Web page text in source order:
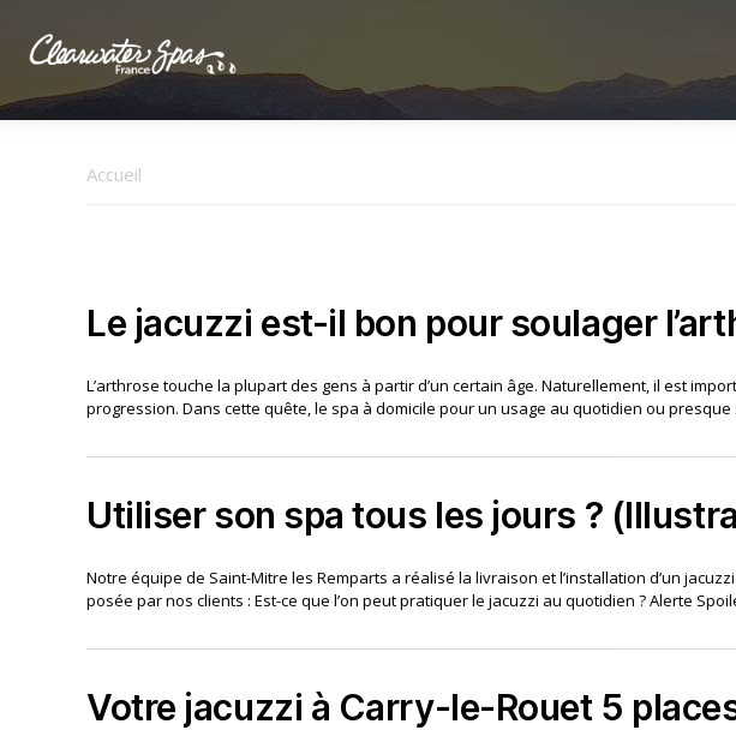
Clearwater
France
Accueil
Le jacuzzi est-il bon pour soulager
L’arthrose touche la plupart des gens à partir d’un certain âge. Naturellement, il est
progression. Dans cette quête, le spa à domicile pour un usage au quotidien ou
Utiliser son spa tous les jours ?
Notre équipe de Saint-Mitre les Remparts a réalisé la livraison et l’installation d’un
posée par nos clients : Est-ce que l’on peut pratiquer le jacuzzi au quotidien ? Alerte
Votre jacuzzi à Carry-le-Rouet 5